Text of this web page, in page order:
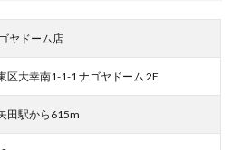
ヤドーム店
区大幸南1-1-1 ナゴヤドーム 2F
田駅から615m